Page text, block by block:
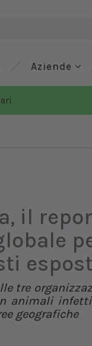
Aziende
il
tre
animali
geografiche